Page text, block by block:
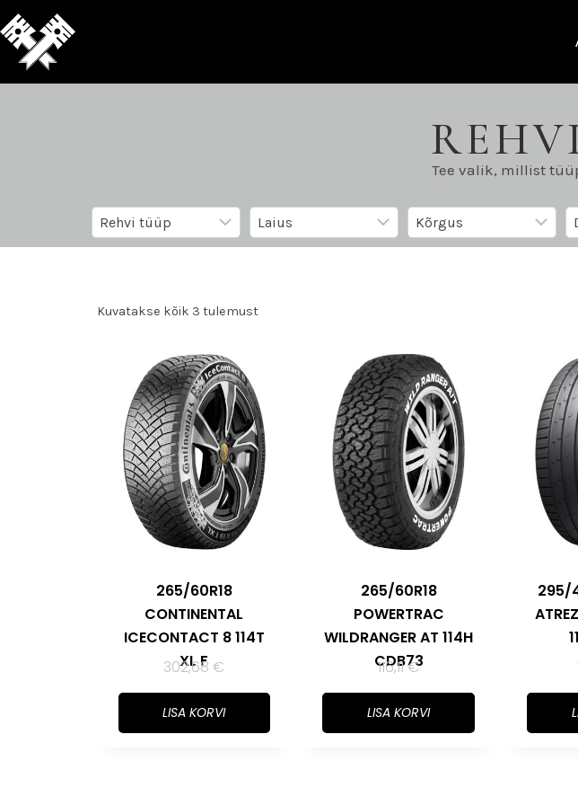
Tee valik, millist
Kuvatakse kõik 3 tulemust
265/60R18
CONTINENTAL
ICECONTACT 8 114T
XL F
302,68€
LISA KORVI
265/60R18
POWERTRAC
WILDRANGER AT 114H
CDB73
116,11€
LISA KORVI
295/